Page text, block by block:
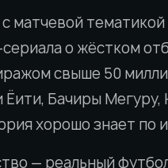
матчевой
о жёстком
свыше 50
Ёити, Бачиры
хорошо знает по
— реальный